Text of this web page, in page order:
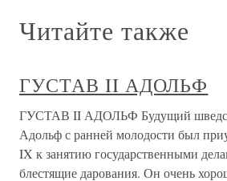
Читайте также
ГУСТАВ II АДОЛЬФ
ГУСТАВ II АДОЛЬФ Будущий
Адольф с ранней молодости был
IX к занятию государственными
блестящие дарования. Он очень